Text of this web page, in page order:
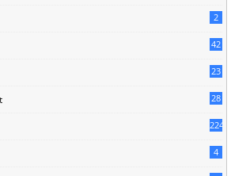
2
42
23
28
224
4